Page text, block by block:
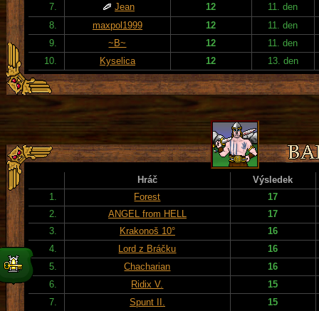
7.
Jean 12
11. den
8.
maxpol1999 12
11. den
9.
~B~ 12
11. den
10.
Kyselica 12 13. den
Hráč
Výsledek
1.
Forest
17
2.
ANGEL from HELL
17
3.
Krakonoš 10°
16
4.
Lord z Bráčku
16
5.
Chacharian
16
6.
Ridix V.
15
7.
Spunt II.
15